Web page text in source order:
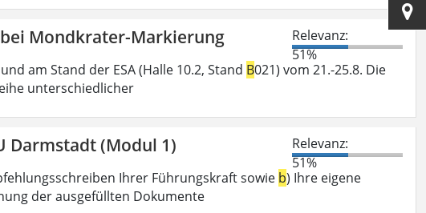
Mondkrater-Markierung
Relevanz:
51%
am Stand der ESA (Halle 10.2, Stand B021) vom 21.-25.8. Die
unterschiedlicher
Darmstadt (Modul 1)
Relevanz:
51%
Ihrer Führungskraft sowie b) Ihre eigene
der ausgefüllten Dokumente
